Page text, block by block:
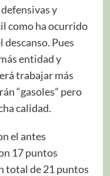
y
como ha ocurrido
Pues
entidad y
trabajar más
“gasoles” pero
calidad.
el antes
17 puntos
total de 21 puntos